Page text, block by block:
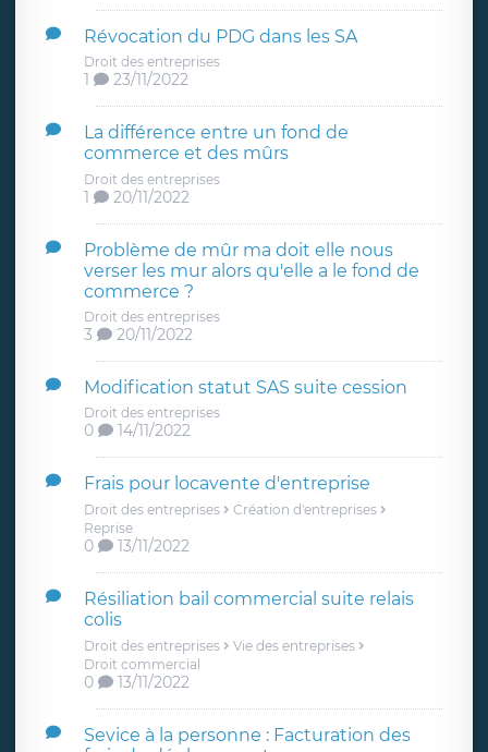
Révocation du PDG dans les SA
Droit des entreprises
1 23/11/2022
La différence entre un fond de
commerce et des mûrs
Droit des entreprises
1 20/11/2022
Problème de mûr ma doit elle nous
verser les mur alors qu'elle a le fond de
commerce ?
Droit des entreprises
3 20/11/2022
Modification statut SAS suite cession
Droit des entreprises
0 14/11/2022
Frais pour locavente d'entreprise
Droit des entreprises
Création d'entreprises
Reprise
0 13/11/2022
Résiliation bail commercial suite relais
colis
Droit des entreprises
Vie des entreprises
Droit commercial
0 13/11/2022
Sevice à la personne : Facturation des